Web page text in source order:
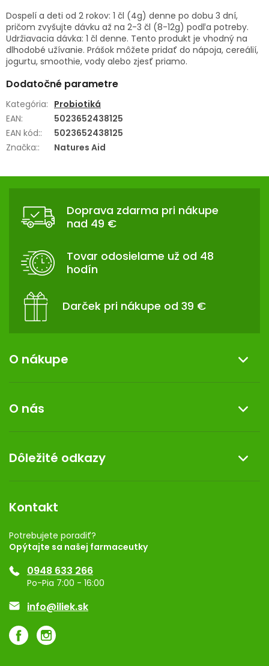
Dospelí a deti od 2 rokov: 1 čl (4g) denne po dobu 3 dní,
pričom zvyšujte dávku až na 2-3 čl (8-12g) podľa potreby.
Udržiavacia dávka: 1 čl denne. Tento produkt je vhodný na
dlhodobé užívanie. Prášok môžete pridať do nápoja, cereálií,
jogurtu, smoothie, vody alebo zjesť priamo.
Dodatočné parametre
Kategória: Probiotiká
EAN:
5023652438125
EAN kód::
5023652438125
Značka:: Natures Aid
Z
Doprava zdarma pri nákupe
nad 49 €
Tovar odosielame už od 48
hodín
Darček pri nákupe od 39 €
O nákupe
Reklamácia a vrátenie tovaru
Doprava a platba
Darček k nákupu
O nás
Kontakt
Dermocentrum
Dôležité odkazy
Rozhodnutie na prevádzku
Registrácia
Ponuka pre firmy
Značky
Kontakt
Potrebujete poradiť?
Opýtajte sa našej farmaceutky
0948 633 266
Po-Pia 7:00 - 16:00
info@iliek.sk